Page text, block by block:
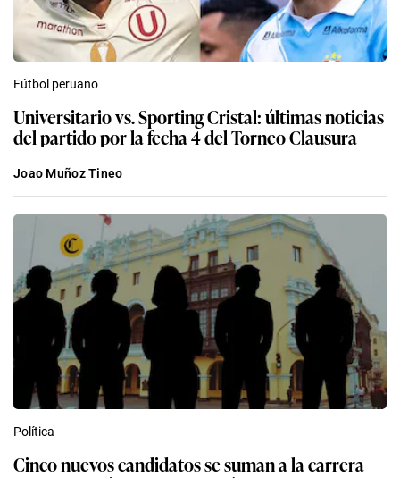
Fútbol peruano
Universitario vs. Sporting Cristal: últimas noticias
del partido por la fecha 4 del Torneo Clausura
Joao Muñoz Tineo
Política
Cinco nuevos candidatos se suman a la carrera